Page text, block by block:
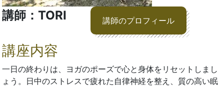
講師：TORI 講師のプロフィール
講座内容
一日の終わりは、ヨガのポーズで心と身体をリセットしまし
ょう。日中のストレスで疲れた自律神経を整え、質の高い眠